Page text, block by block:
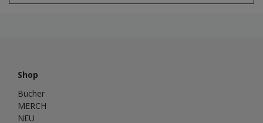
Shop
Bücher
MERCH
NEU